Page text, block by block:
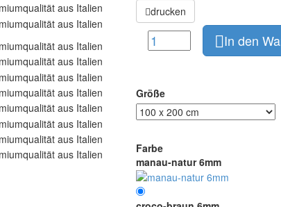
drucken
In den
Größe
Farbe
manau-natur 6mm